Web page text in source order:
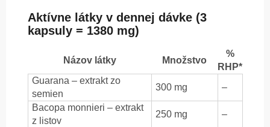
Aktívne látky v dennej dávke (3
kapsuly = 1380 mg)
Názov látky Množstvo
%
RHP*
Guarana – extrakt zo
semien
300 mg
–
Bacopa monnieri – extrakt
z listov
250 mg
–